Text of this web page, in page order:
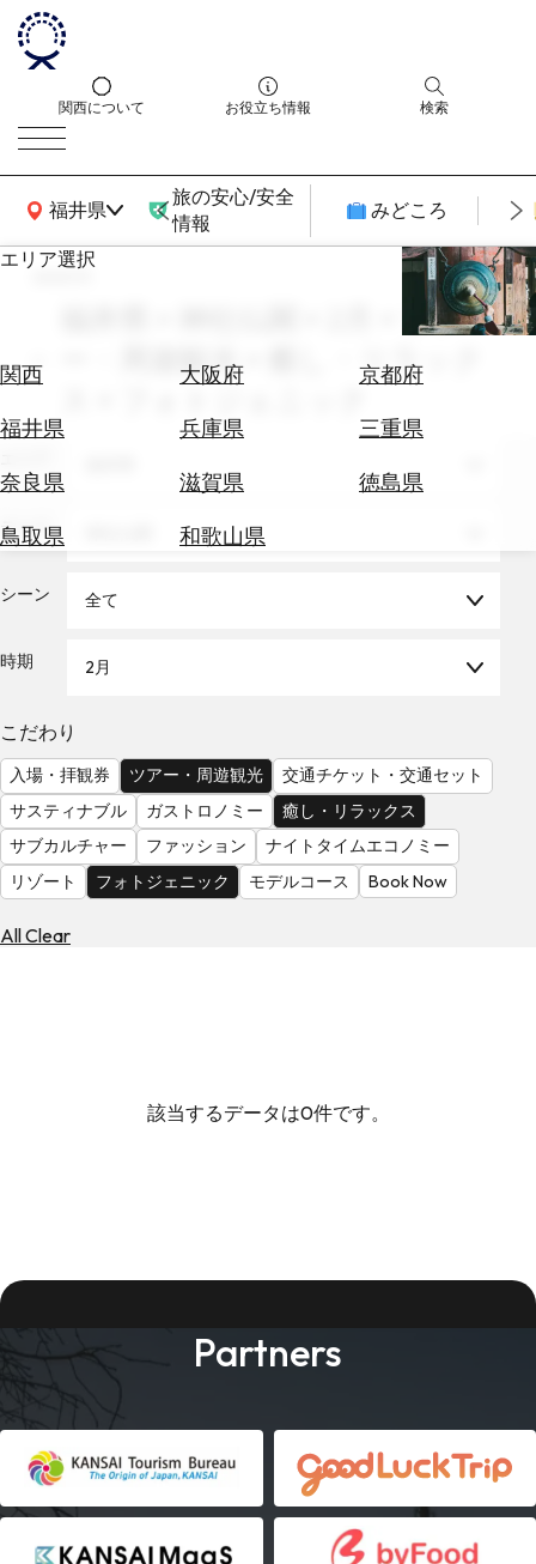
関西について お役立ち情報 検索
福井県
関西広域MAP
旅の安心/安全
情報
みどころ
エリア選択
関西 大阪府
京都府
福井県
兵庫県
三重県
奈良県
滋賀県
徳島県
鳥取県
和歌山県
エ
券
テ
を
を
見
る
search
福井県 × 神社仏閣 × 2月 × ツア
ー・周遊観光 × 癒し・リラック
テーマ
シーン 全て
時期 2月
こだわり
入場・拝観券 ツアー・周遊観光
交通チケット・交通セット
サスティナブル
ガストロノミー
癒し・リラックス
サブカルチャー
ファッション
ナイトタイムエコノミー
リゾート
フォトジェニック モデルコース Book Now
All Clear
該当するデータは0件です。
Partners